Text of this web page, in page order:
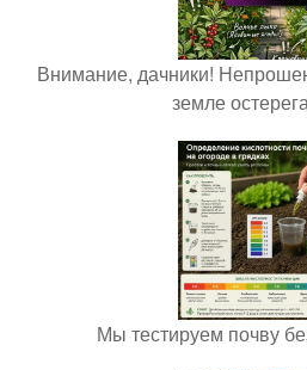
Внимание, дачники!
земле
Мы тестируем почву